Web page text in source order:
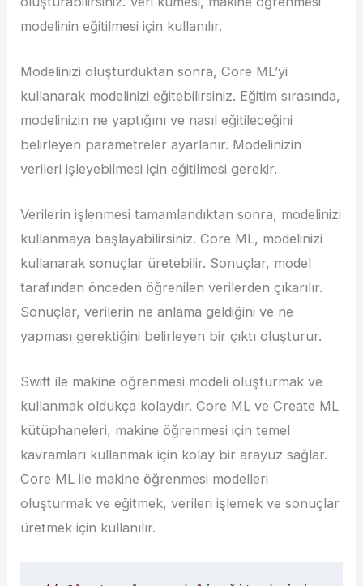
modelinin eğitilmesi için kullanılır.
Modelinizi oluşturduktan sonra, Core ML’yi
kullanarak modelinizi eğitebilirsiniz. Eğitim sırasında,
modelinizin ne yaptığını ve nasıl eğitileceğini
belirleyen parametreler ayarlanır. Modelinizin
verileri işleyebilmesi için eğitilmesi gerekir.
Verilerin işlenmesi tamamlandıktan sonra, modelinizi
kullanmaya başlayabilirsiniz. Core ML, modelinizi
kullanarak sonuçlar üretebilir. Sonuçlar, model
tarafından önceden öğrenilen verilerden çıkarılır.
Sonuçlar, verilerin ne anlama geldiğini ve ne
yapması gerektiğini belirleyen bir çıktı oluşturur.
Swift ile makine öğrenmesi modeli oluşturmak ve
kullanmak oldukça kolaydır. Core ML ve Create ML
kütüphaneleri, makine öğrenmesi için temel
kavramları kullanmak için kolay bir arayüz sağlar.
Core ML ile makine öğrenmesi modelleri
oluşturmak ve eğitmek, verileri işlemek ve sonuçlar
üretmek için kullanılır.